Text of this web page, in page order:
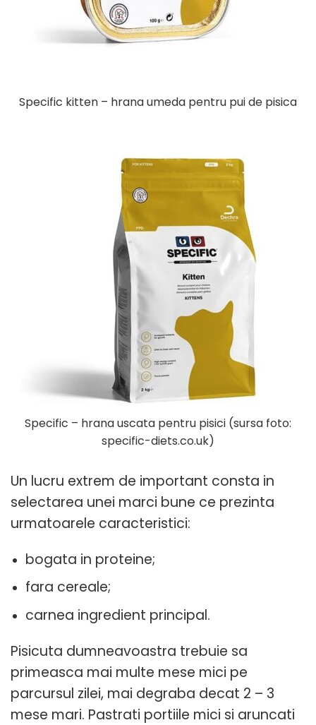
Specific kitten – hrana umeda pentru pui de pisica
Specific – hrana uscata pentru pisici (sursa foto:
specific-diets.co.uk)
Un lucru extrem de important consta in
selectarea unei marci bune ce prezinta
urmatoarele caracteristici:
bogata in proteine;
fara cereale;
carnea ingredient principal.
Pisicuta dumneavoastra trebuie sa
primeasca mai multe mese mici pe
parcursul zilei, mai degraba decat 2 – 3
mese mari. Pastrati portiile mici si aruncati